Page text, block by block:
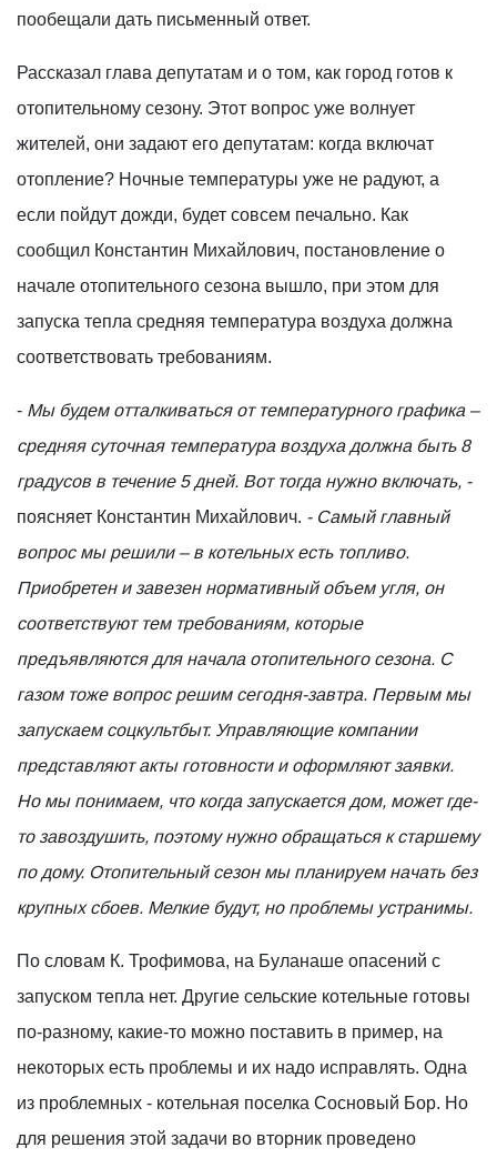
пообещали дать письменный ответ.
Рассказал глава депутатам и о том, как город готов к
отопительному сезону. Этот вопрос уже волнует
жителей, они задают его депутатам: когда включат
отопление? Ночные температуры уже не радуют, а
если пойдут дожди, будет совсем печально. Как
сообщил Константин Михайлович, постановление о
начале отопительного сезона вышло, при этом для
запуска тепла средняя температура воздуха должна
соответствовать требованиям.
- Мы будем отталкиваться от температурного графика –
средняя суточная температура воздуха должна быть 8
градусов в течение 5 дней. Вот тогда нужно включать, -
поясняет Константин Михайлович. - Самый главный
вопрос мы решили – в котельных есть топливо.
Приобретен и завезен нормативный объем угля, он
соответствуют тем требованиям, которые
предъявляются для начала отопительного сезона. С
газом тоже вопрос решим сегодня-завтра. Первым мы
запускаем соцкультбыт. Управляющие компании
представляют акты готовности и оформляют заявки.
Но мы понимаем, что когда запускается дом, может где-
то завоздушить, поэтому нужно обращаться к старшему
по дому. Отопительный сезон мы планируем начать без
крупных сбоев. Мелкие будут, но проблемы устранимы.
По словам К. Трофимова, на Буланаше опасений с
запуском тепла нет. Другие сельские котельные готовы
по-разному, какие-то можно поставить в пример, на
некоторых есть проблемы и их надо исправлять. Одна
из проблемных - котельная поселка Сосновый Бор. Но
для решения этой задачи во вторник проведено